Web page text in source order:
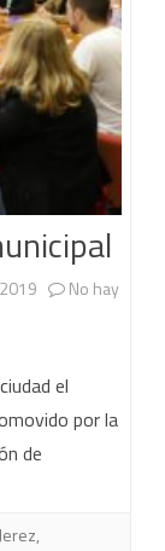
No hay
el
por la
de
,